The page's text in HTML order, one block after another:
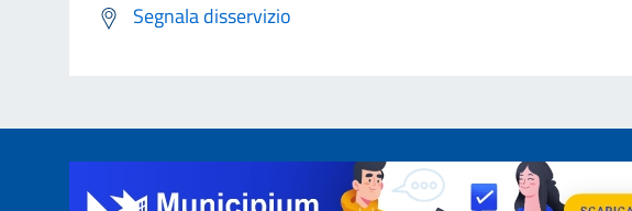
Segnala disservizio